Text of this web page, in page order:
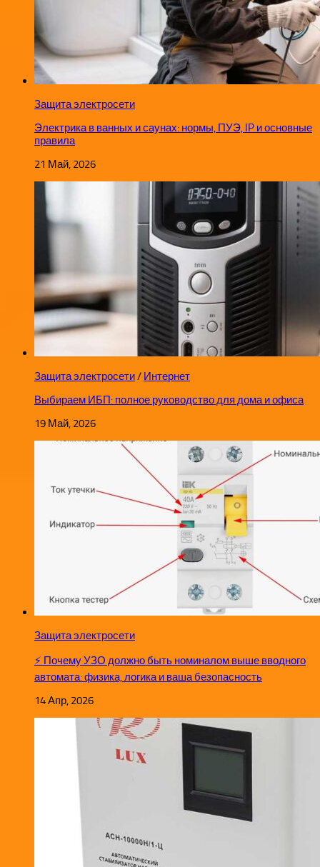
Защита электросети
Электрика в ванных и саунах: нормы, ПУЭ, IP и основные
правила
21 Май, 2026
Защита электросети/ Интернет
Выбираем ИБП: полное руководство для дома и офиса
19 Май, 2026
Защита электросети
⚡ Почему УЗО должно быть номиналом выше вводного
автомата: физика, логика и ваша безопасность
14 Апр, 2026